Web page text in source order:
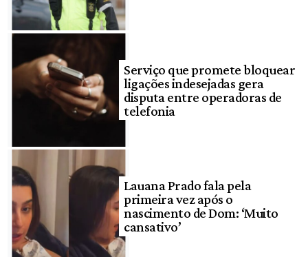
Serviço que promete bloquear
ligações indesejadas gera
disputa entre operadoras de
telefonia
Lauana Prado fala pela
primeira vez após o
nascimento de Dom: ‘Muito
cansativo’